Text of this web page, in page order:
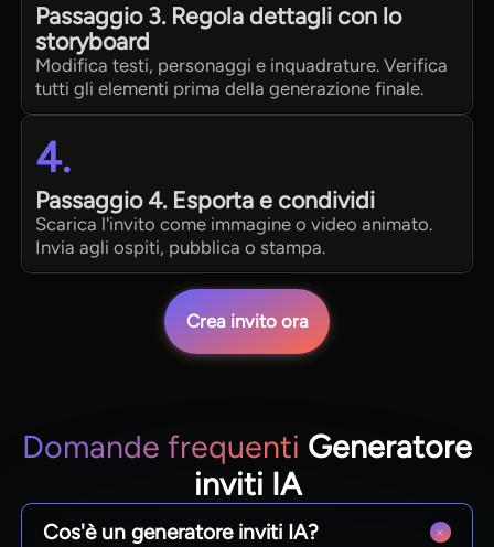
Passaggio 3. Regola dettagli con lo
storyboard
Modifica testi, personaggi e inquadrature. Verifica
tutti gli elementi prima della generazione finale.
4.
Passaggio 4. Esporta e condividi
Scarica l'invito come immagine o video animato.
Invia agli ospiti, pubblica o stampa.
Crea invito ora
Domande frequenti Generatore
inviti IA
Cos'è un generatore inviti IA?